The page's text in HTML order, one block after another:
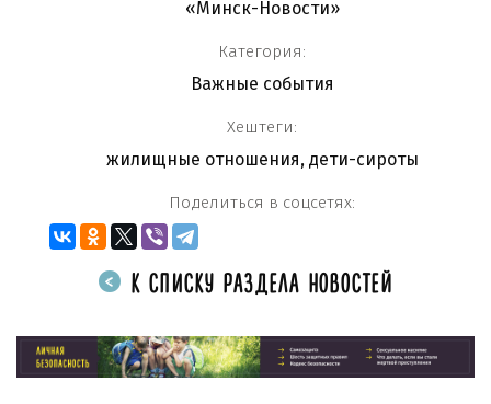
«Минск-Новости»
Категория:
Важные события
Хештеги:
жилищные отношения, дети-сироты
Поделиться в соцсетях:
К СПИСКУ РАЗДЕЛА НОВОСТЕЙ